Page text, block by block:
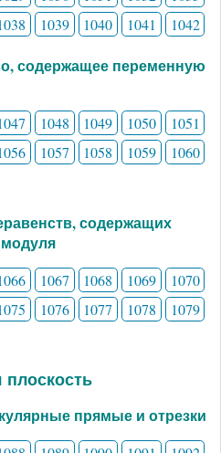
1039 1040 1041 1042
содержащее переменную
1048 1049 1050
1051
1057 1058 1059
1060
содержащих
1067 1068 1069
1070
1076 1077 1078
1079
плоскость
прямые и отрезки